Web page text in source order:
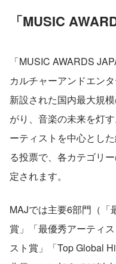
「MUSIC
「MUSIC AWARDS
カルチャーアンドエン
新設された国内最大規
がり、音楽の未来を灯
ーティストを中心とし
る投票で、各カテゴリ
定されます。
MAJでは主要6部門（「
賞」「最優秀アーティ
スト賞」「Top Global